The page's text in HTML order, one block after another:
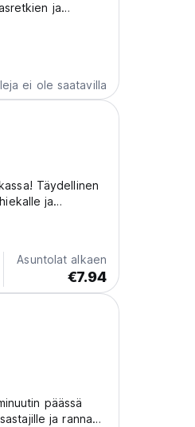
ja
ei ole saatavilla
Täydellinen
ja
Asuntolat alkaen
€7.94
päässä
ja rannan